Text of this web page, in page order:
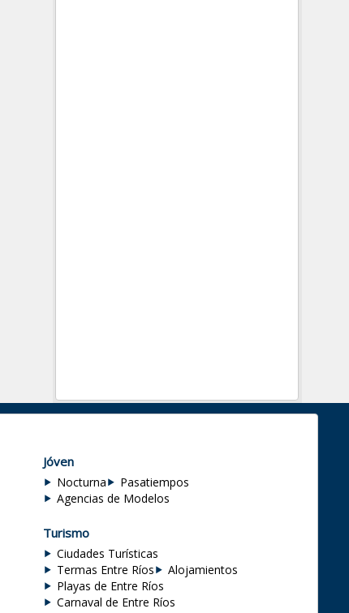
Jóven
Nocturna
Pasatiempos
Agencias de Modelos
Turismo
Ciudades Turísticas
Termas Entre Ríos
Alojamientos
Playas de Entre Ríos
Carnaval de Entre Ríos